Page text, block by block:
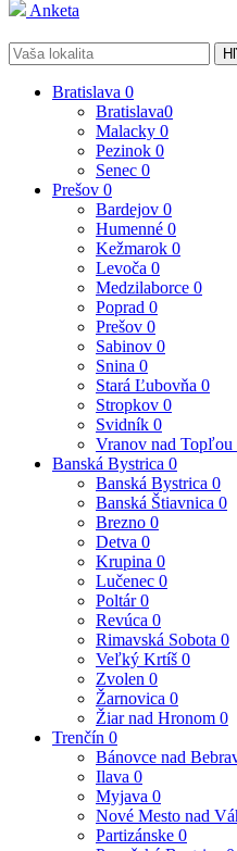
Anketa
Bratislava 0
Bratislava0
Malacky 0
Pezinok 0
Senec 0
Prešov 0
Bardejov 0
Humenné 0
Kežmarok 0
Levoča 0
Medzilaborce 0
Poprad 0
Prešov 0
Sabinov 0
Snina 0
Stará Ľubovňa 0
Stropkov 0
Svidník 0
Vranov nad Topľou
Banská Bystrica 0
Banská Bystrica 0
Banská Štiavnica 0
Brezno 0
Detva 0
Krupina 0
Lučenec 0
Poltár0
Revúca 0
Rimavská Sobota 0
Veľký Krtíš 0
Zvolen 0
Žarnovica 0
Žiar nad Hronom 0
Trenčín 0
Bánovce nad
Ilava 0
Myjava 0
Nové Mesto nad
Partizánske 0